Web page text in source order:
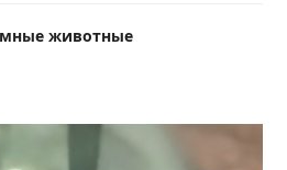
животные